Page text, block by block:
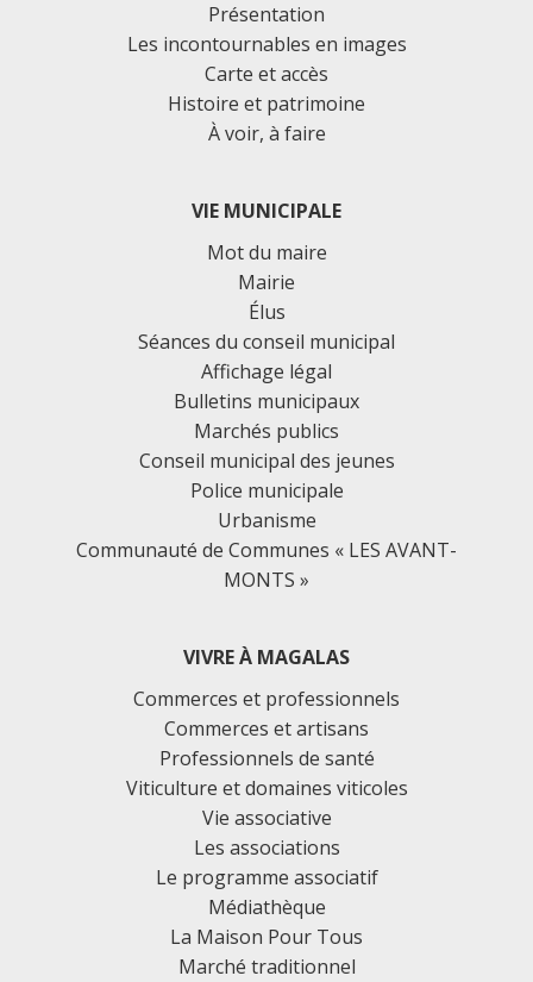
Présentation
Les incontournables en images
Carte et accès
Histoire et patrimoine
À voir, à faire
VIE MUNICIPALE
Mot du maire
Mairie
Élus
Séances du conseil municipal
Affichage légal
Bulletins municipaux
Marchés publics
Conseil municipal des jeunes
Police municipale
Urbanisme
Communauté de Communes « LES AVANT-
MONTS »
VIVRE À MAGALAS
Commerces et professionnels
Commerces et artisans
Professionnels de santé
Viticulture et domaines viticoles
Vie associative
Les associations
Le programme associatif
Médiathèque
La Maison Pour Tous
Marché traditionnel